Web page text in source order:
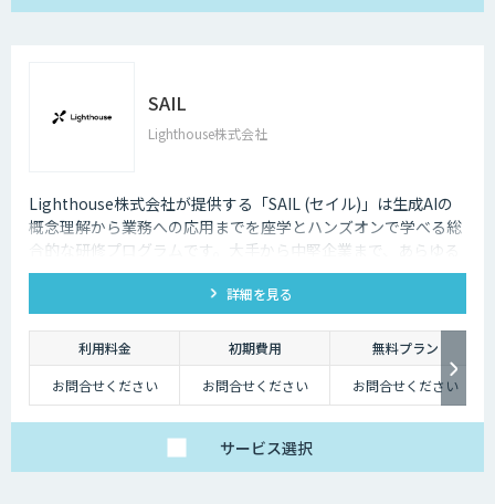
SAIL
Lighthouse株式会社
Lighthouse株式会社が提供する「SAIL (セイル)」は生成AIの
概念理解から業務への応用までを座学とハンズオンで学べる総
合的な研修プログラムです。大手から中堅企業まで、あらゆる
業界・業種の企業様にご利用いただけます。
詳細を見る
利用料金 初期費用
無料プラン
お問合せください
お問合せください お問合せください
サービス選択